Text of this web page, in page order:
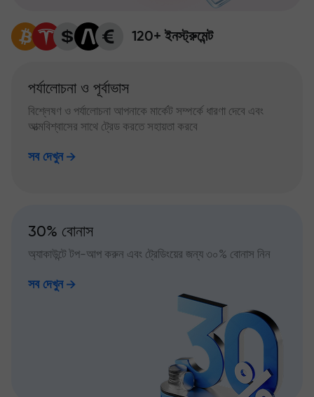
120+ ইনস্ট্রুমেন্ট
পর্যালোচনা ও পূর্বাভাস
বিশ্লেষণ ও পর্যালোচনা আপনাকে মার্কেট সম্পর্কে ধারণা দেবে এবং
আত্মবিশ্বাসের সাথে ট্রেড করতে সহায়তা করবে
সব দেখুন
30% বোনাস
অ্যাকাউন্টে টপ-আপ করুন এবং ট্রেডিংয়ের জন্য ৩০% বোনাস নিন
সব দেখুন